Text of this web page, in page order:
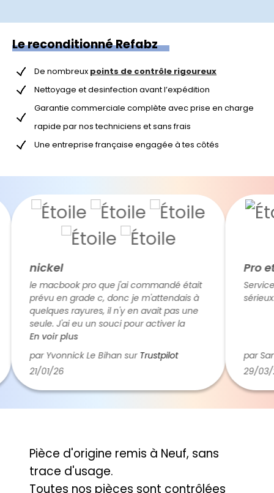
Le reconditionné Refabz
De nombreux points de contrôle rigoureux
Nettoyage et desinfection avant l’expédition
Garantie commerciale complète avec prise en charge
rapide par nos techniciens et sans frais
Une entreprise française engagée à tes côtés
nickel
le macbook pro que j'ai commandé était
prévu en grade c, donc je m'attendais à
quelques rayures, il n'y en avait pas une
seule. J'ai eu un souci pour activer la
langue du clavier, du coup je les ai
appelé et ils ont résolu le problème dans
la foulée. Le calage dans la boite de
transport était parfait. Franchement je
recommande et il n'est pas exclu que je
En voir plus
21/01/26
par Yvonnick Le Bihan surTrustpilot
Pro et
Service
sérieux.
29/03/26
par
Pièce d'origine remis à Neuf, sans
trace d'usage.
Toutes nos pièces sont contrôlées